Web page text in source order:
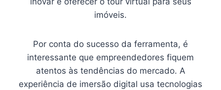
imóveis.
Por conta do sucesso da ferramenta, é
interessante que empreendedores fiquem
atentos às tendências do mercado. A
experiência de imersão digital usa tecnologias